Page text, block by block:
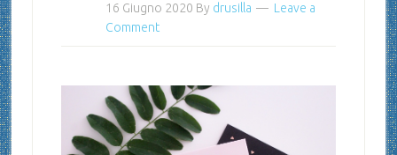
16 Giugno 2020 By drusilla
Leave a
Comment